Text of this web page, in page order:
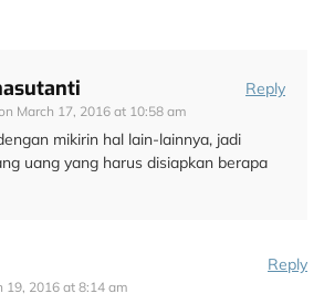
March 17, 2016 at 10:58 am
Reply
mikirin hal lain-lainnya, jadi
uang yang harus disiapkan berapa
19, 2016 at 8:14 am
Reply